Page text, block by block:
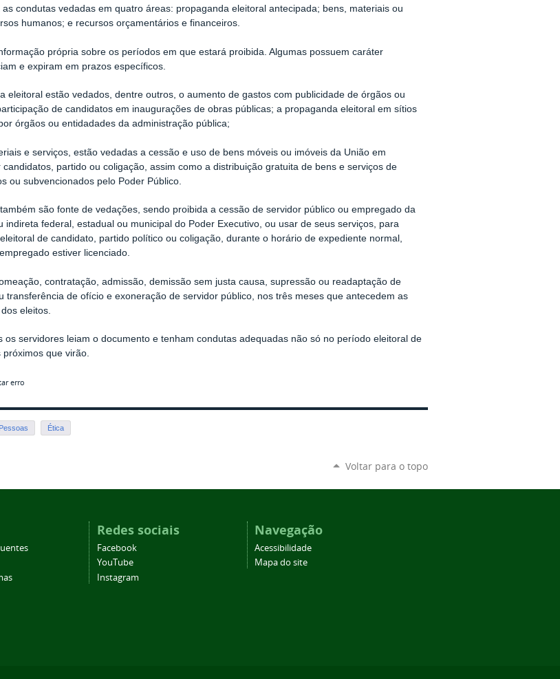
condutas vedadas em quatro áreas: propaganda eleitoral antecipada; bens, materiais ou
humanos; e recursos orçamentários e financeiros.
própria sobre os períodos em que estará proibida. Algumas possuem caráter
e expiram em prazos específicos.
eleitoral estão vedados, dentre outros, o aumento de gastos com publicidade de órgãos ou
de candidatos em inaugurações de obras públicas; a propaganda eleitoral em sítios
órgãos ou entidadades da administração pública;
e serviços, estão vedadas a cessão e uso de bens móveis ou imóveis da União em
partido ou coligação, assim como a distribuição gratuita de bens e serviços de
ou subvencionados pelo Poder Público.
são fonte de vedações, sendo proibida a cessão de servidor público ou empregado da
indireta federal, estadual ou municipal do Poder Executivo, ou usar de seus serviços, para
de candidato, partido político ou coligação, durante o horário de expediente normal,
estiver licenciado.
contratação, admissão, demissão sem justa causa, supressão ou readaptação de
transferência de ofício e exoneração de servidor público, nos três meses que antecedem as
eleitos.
os servidores leiam o documento e tenham condutas adequadas não só no período eleitoral de
que virão.
erro
Ética
Voltar para o topo
Redes sociais
Facebook
YouTube
Instagram
Navegação
Acessibilidade
Mapa do site